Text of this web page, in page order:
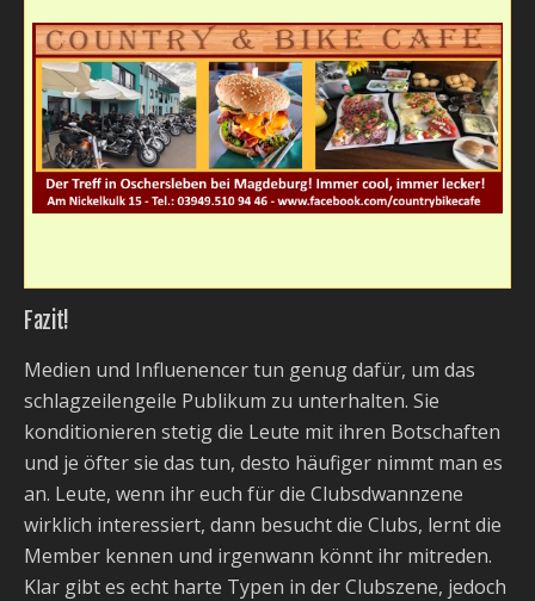
Fazit!
Medien und Influenencer tun genug dafür, um das
schlagzeilengeile Publikum zu unterhalten. Sie
konditionieren stetig die Leute mit ihren Botschaften
und je öfter sie das tun, desto häufiger nimmt man es
an. Leute, wenn ihr euch für die Clubsdwannzene
wirklich interessiert, dann besucht die Clubs, lernt die
Member kennen und irgenwann könnt ihr mitreden.
Klar gibt es echt harte Typen in der Clubszene, jedoch